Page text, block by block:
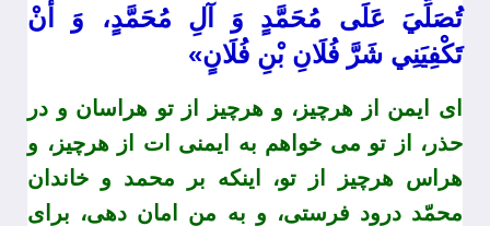
تُصَلِّيَ عَلَى مُحَمَّدٍ وَ آلِ مُحَمَّدٍ، وَ أَنْ
تَكْفِيَنِي شَرَّ فُلَانِ بْنِ فُلَانٍ»
اى ايمن از هرچيز، و هرچيز از تو هراسان و در
حذر، از تو مى خواهم به ايمنى ات از هرچيز، و
هراس هرچيز از تو، اينكه بر محمد و خاندان
محمّد درود فرستى، و به من امان دهى، براى